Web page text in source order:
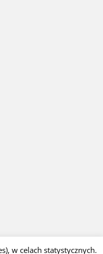
w celach statystycznych.